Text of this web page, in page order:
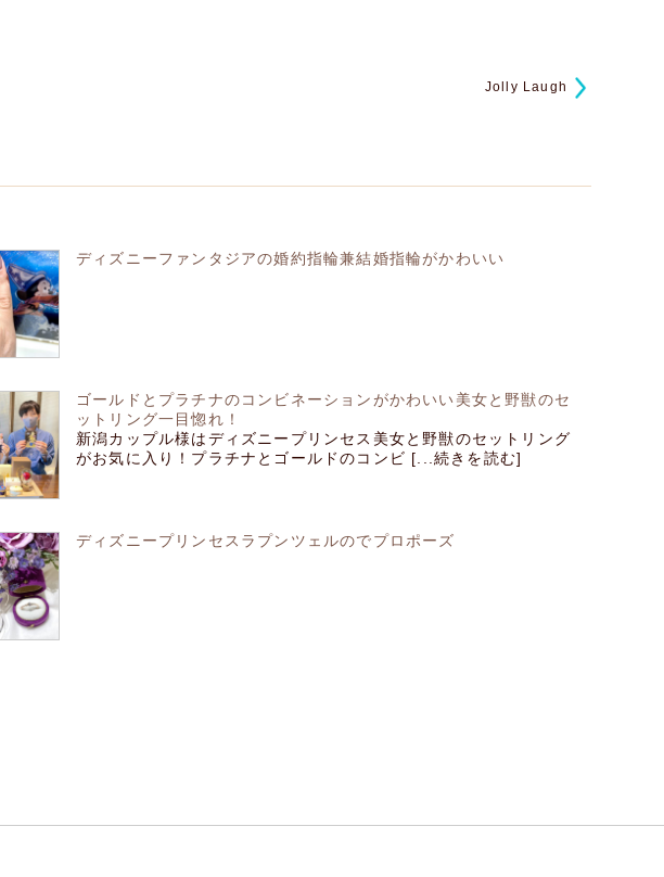
Jolly Laugh
ディズニーファンタジアの婚約指輪兼結婚指輪がかわいい
ゴールドとプラチナのコンビネーションがかわいい美女と野獣のセ
ットリング一目惚れ！
新潟カップル様はディズニープリンセス美女と野獣のセットリング
がお気に入り！プラチナとゴールドのコンビ [...続きを読む]
ディズニープリンセスラプンツェルのでプロポーズ